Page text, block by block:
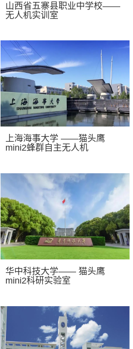
山西省五寨县职业中学校——
无人机实训室
上海海事大学 ——猫头鹰
mini2蜂群自主无人机
华中科技大学—— 猫头鹰
mini2科研实验室